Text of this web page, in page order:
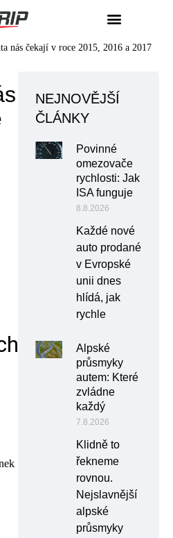
nás čekají v roce 2015, 2016 a 2017
NEJNOVĚJŠÍ
ČLÁNKY
Povinné
omezovače
rychlosti: Jak
ISA funguje
8.8.2026
Každé nové
auto prodané
v Evropské
unii dnes
hlídá, jak
rychle
Alpské
průsmyky
autem: Které
zvládne
každý
7.8.2026
Klidně to
řekneme
rovnou.
Nejslavnější
alpské
průsmyky